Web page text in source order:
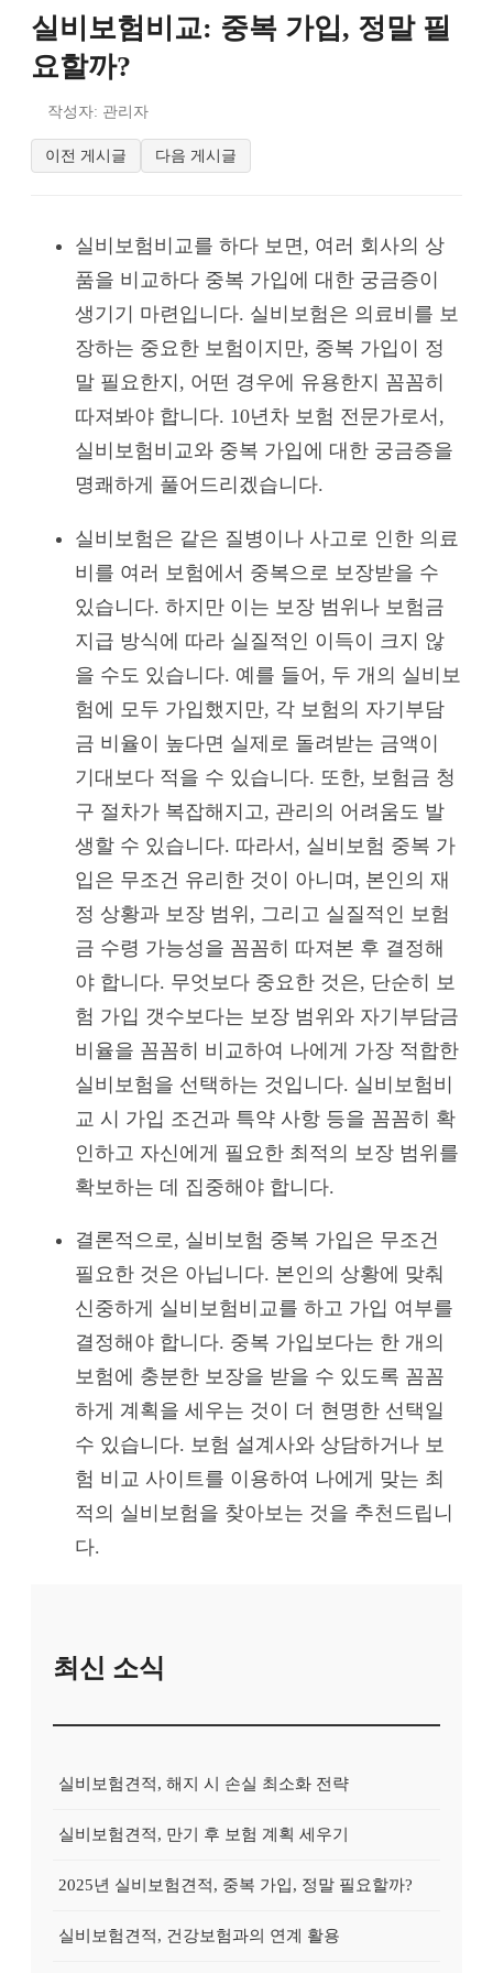
실비보험비교: 중복 가입, 정말 필
요할까?
작성자: 관리자
이전 게시글 다음 게시글
실비보험비교를 하다 보면, 여러 회사의 상
품을 비교하다 중복 가입에 대한 궁금증이
생기기 마련입니다. 실비보험은 의료비를 보
장하는 중요한 보험이지만, 중복 가입이 정
말 필요한지, 어떤 경우에 유용한지 꼼꼼히
따져봐야 합니다. 10년차 보험 전문가로서,
실비보험비교와 중복 가입에 대한 궁금증을
명쾌하게 풀어드리겠습니다.
실비보험은 같은 질병이나 사고로 인한 의료
비를 여러 보험에서 중복으로 보장받을 수
있습니다. 하지만 이는 보장 범위나 보험금
지급 방식에 따라 실질적인 이득이 크지 않
을 수도 있습니다. 예를 들어, 두 개의 실비보
험에 모두 가입했지만, 각 보험의 자기부담
금 비율이 높다면 실제로 돌려받는 금액이
기대보다 적을 수 있습니다. 또한, 보험금 청
구 절차가 복잡해지고, 관리의 어려움도 발
생할 수 있습니다. 따라서, 실비보험 중복 가
입은 무조건 유리한 것이 아니며, 본인의 재
정 상황과 보장 범위, 그리고 실질적인 보험
금 수령 가능성을 꼼꼼히 따져본 후 결정해
야 합니다. 무엇보다 중요한 것은, 단순히 보
험 가입 갯수보다는 보장 범위와 자기부담금
비율을 꼼꼼히 비교하여 나에게 가장 적합한
실비보험을 선택하는 것입니다. 실비보험비
교 시 가입 조건과 특약 사항 등을 꼼꼼히 확
인하고 자신에게 필요한 최적의 보장 범위를
확보하는 데 집중해야 합니다.
결론적으로, 실비보험 중복 가입은 무조건
필요한 것은 아닙니다. 본인의 상황에 맞춰
신중하게 실비보험비교를 하고 가입 여부를
결정해야 합니다. 중복 가입보다는 한 개의
보험에 충분한 보장을 받을 수 있도록 꼼꼼
하게 계획을 세우는 것이 더 현명한 선택일
수 있습니다. 보험 설계사와 상담하거나 보
험 비교 사이트를 이용하여 나에게 맞는 최
적의 실비보험을 찾아보는 것을 추천드립니
다.
최신 소식
실비보험견적, 해지 시 손실 최소화 전략
실비보험견적, 만기 후 보험 계획 세우기
2025년 실비보험견적, 중복 가입, 정말 필요할까?
실비보험견적, 건강보험과의 연계 활용